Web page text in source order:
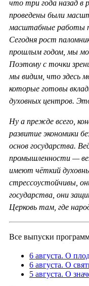
что три года назад в
проведены были
масштабные работы
Сегодня рост
прошлым годом, мы
Поэтому с точки
мы видим, что здесь
которые готовы
духовных центров.
Ну а прежде всего,
развитие экономики
основ государства.
промышленности —
имеют чёткий
стрессоустойчивы,
государства, они
Церковь там, где
Все выпуски
6 августа. О
6 августа. О
5 августа. О